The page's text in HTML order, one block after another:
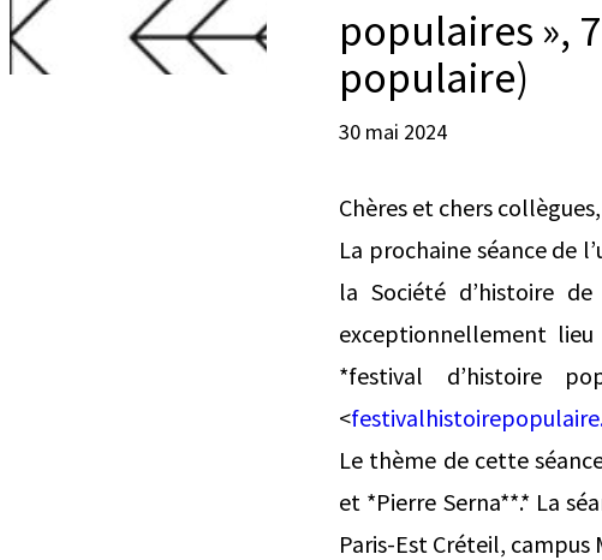
populaires »,
populaire)
30 mai 2024
Chères et chers collègues,
La prochaine séance de
la Société d’histoire
exceptionnellement
*festival d’histoire
<
Le thème de cette
et *Pierre Serna**.* La
Paris-Est Créteil,